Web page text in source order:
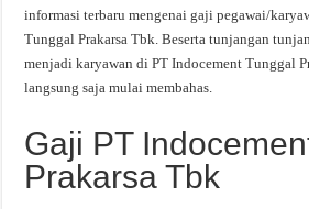
informasi terbaru mengenai gaji pegawai/
Tunggal Prakarsa Tbk. Beserta tunjangan
menjadi karyawan di PT Indocement Tunggal
langsung saja mulai membahas.
Gaji PT
Prakarsa Tbk